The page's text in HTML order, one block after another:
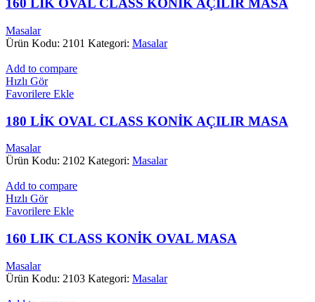
160 LIK OVAL CLASS KONİK AÇILIR MASA
Masalar
Ürün Kodu: 2101 Kategori: Masalar
Add to compare
Hızlı Gör
Favorilere Ekle
180 LİK OVAL CLASS KONİK AÇILIR MASA
Masalar
Ürün Kodu: 2102 Kategori: Masalar
Add to compare
Hızlı Gör
Favorilere Ekle
160 LIK CLASS KONİK OVAL MASA
Masalar
Ürün Kodu: 2103 Kategori: Masalar